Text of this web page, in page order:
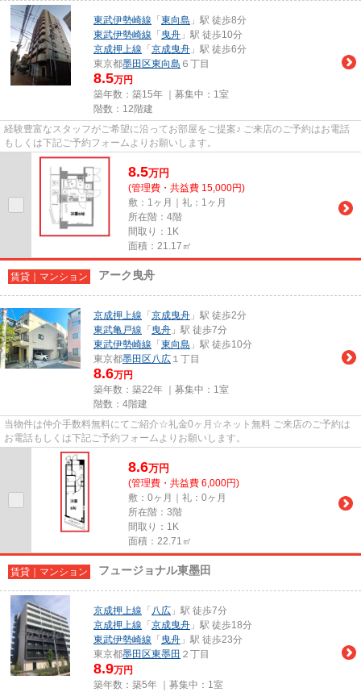
東武伊勢崎線 「 東向島 」駅 徒歩8分
東武伊勢崎線 「 曳舟 」駅 徒歩10分
京成押上線 「 京成曳舟 」駅 徒歩6分
東京都墨田区東向島 ６丁目
8.5万円
築年数：築15年 ｜募集中： 1室
階数：12階建
経験豊富なスタッフがご希望に沿ってお部屋をご提案♪ ご来店のご予約はお電話
もしくは下記ご予約フォームよりお願いします。
8.5万円
(管理費・共益費 15,000円)
敷：1ヶ月｜礼：1ヶ月
所在階：4階
間取り：1K
面積：21.17㎡
賃貸｜マンション アーク曳舟
京成押上線 「 京成曳舟 」駅 徒歩2分
東武亀戸線 「 曳舟 」駅 徒歩7分
東武伊勢崎線 「 東向島 」駅 徒歩10分
東京都墨田区八広 １丁目
8.6万円
築年数：築22年 ｜募集中： 1室
階数：4階建
当物件は仲介手数料無料にてご紹介☆礼金0ヶ月☆ネット無料 ご来店のご予約は
お電話もしくは下記ご予約フォームよりお願いします。
8.6万円
(管理費・共益費 6,000円)
敷：0ヶ月｜礼：0ヶ月
所在階：3階
間取り：1K
面積：22.71㎡
賃貸｜マンション フュージョナル東墨田
京成押上線 「 八広 」駅 徒歩7分
京成押上線 「 京成曳舟 」駅 徒歩18分
東武伊勢崎線 「 曳舟 」駅 徒歩23分
東京都墨田区東墨田 ２丁目
8.9万円
築年数：築5年 ｜募集中： 1室